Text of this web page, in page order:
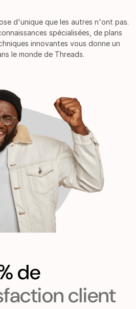
d'unique que les autres n'ont pas.
spécialisées, de plans
innovantes vous donne un
le monde de Threads.
de
client